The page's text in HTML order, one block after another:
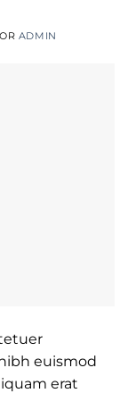
ADMIN
euismod
erat